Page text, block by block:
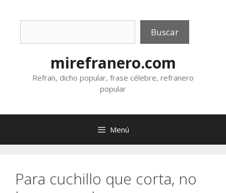
Buscar
mirefranero.com
Refran, dicho popular, frase célebre, refranero
popular
Menú
Para cuchillo que corta, no